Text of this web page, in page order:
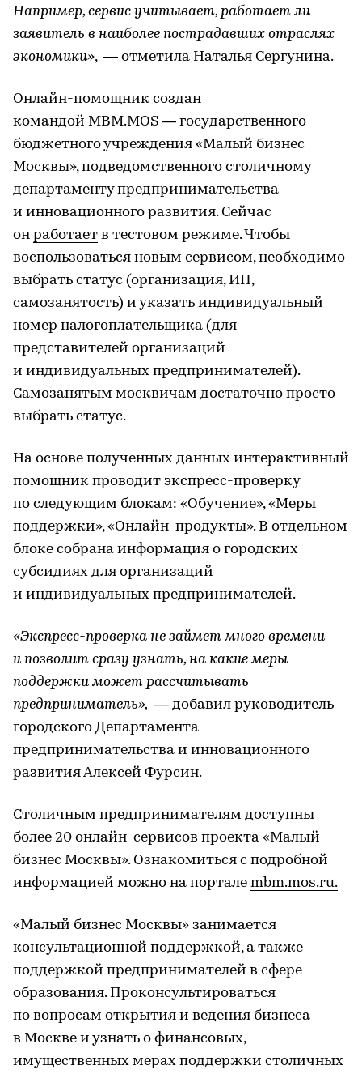
Например, сервис учитывает, работает ли
заявитель в наиболее пострадавших отраслях
экономики», — отметила Наталья Сергунина.
Онлайн-помощник создан
командой MBM.MOS — государственного
бюджетного учреждения «Малый бизнес
Москвы», подведомственного столичному
департаменту предпринимательства
и инновационного развития. Сейчас
он работает в тестовом режиме. Чтобы
воспользоваться новым сервисом, необходимо
выбрать статус (организация, ИП,
самозанятость) и указать индивидуальный
номер налогоплательщика (для
представителей организаций
и индивидуальных предпринимателей).
Самозанятым москвичам достаточно просто
выбрать статус.
На основе полученных данных интерактивный
помощник проводит экспресс-проверку
по следующим блокам: «Обучение», «Меры
поддержки», «Онлайн-продукты». В отдельном
блоке собрана информация о городских
субсидиях для организаций
и индивидуальных предпринимателей.
«Экспресс-проверка не займет много времени
и позволит сразу узнать, на какие меры
поддержки может рассчитывать
предприниматель», — добавил руководитель
городского Департамента
предпринимательства и инновационного
развития Алексей Фурсин.
Столичным предпринимателям доступны
более 20 онлайн-сервисов проекта «Малый
бизнес Москвы». Ознакомиться с подробной
информацией можно на портале mbm.mos.ru.
«Малый бизнес Москвы» занимается
консультационной поддержкой, а также
поддержкой предпринимателей в сфере
образования. Проконсультироваться
по вопросам открытия и ведения бизнеса
в Москве и узнать о финансовых,
имущественных мерах поддержки столичных